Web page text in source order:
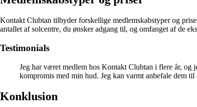
Kontakt Clubtan tilbyder forskellige medlemskabstyper og
antallet af solcentre, du ønsker adgang til, og omfanget af de
Testimonials
Jeg har været medlem hos Kontakt Clubtan i flere år, og
kompromis med min hud. Jeg kan varmt anbefale dem
Konklusion